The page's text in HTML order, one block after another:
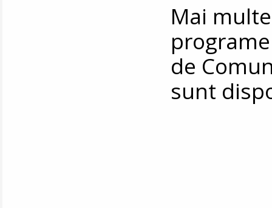
Mai
de
sunt